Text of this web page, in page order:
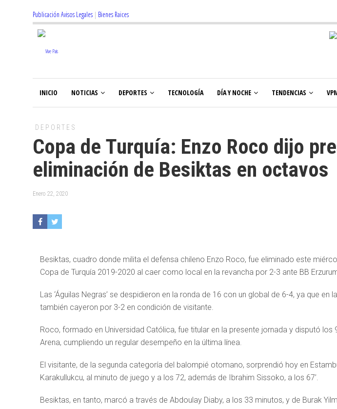
Publicación Avisos Legales | Bienes Raices
INICIO NOTICIAS DEPORTES TECNOLOGÍA DÍA Y NOCHE TENDENCIAS
DEPORTES
Copa de Turquía: Enzo Roco dijo
eliminación de Besiktas en octavos
Enero 22, 2020
Besiktas, cuadro donde milita el defensa chileno Enzo Roco, fue eliminado este
Copa de Turquía 2019-2020 al caer como local en la revancha por 2-3 ante BB
Las ‘Águilas Negras’ se despidieron en la ronda de 16 con un global de 6-4, ya que en
también cayeron por 3-2 en condición de visitante.
Roco, formado en Universidad Católica, fue titular en la presente jornada y disputó los
Arena, cumpliendo un regular desempeño en la última línea.
El visitante, de la segunda categoría del balompié otomano, sorprendió hoy en
Karakullukcu, al minuto de juego y a los 72, además de Ibrahim Sissoko, a los 67’.
Besiktas, en tanto, marcó a través de Abdoulay Diaby, a los 33 minutos, y de Burak